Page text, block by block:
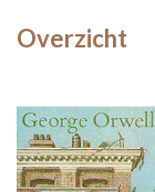
Overzicht